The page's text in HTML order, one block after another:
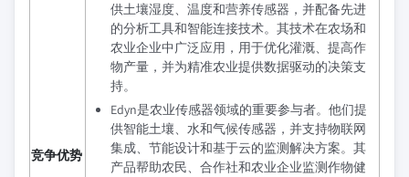
竞争优势
供土壤湿度、温度和营养传感器，并配备先进
的分析工具和智能连接技术。其技术在农场和
农业企业中广泛应用，用于优化灌溉、提高作
物产量，并为精准农业提供数据驱动的决策支
持。
Edyn是农业传感器领域的重要参与者。他们提
供智能土壤、水和气候传感器，并支持物联网
集成、节能设计和基于云的监测解决方案。其
产品帮助农民、合作社和农业企业监测作物健